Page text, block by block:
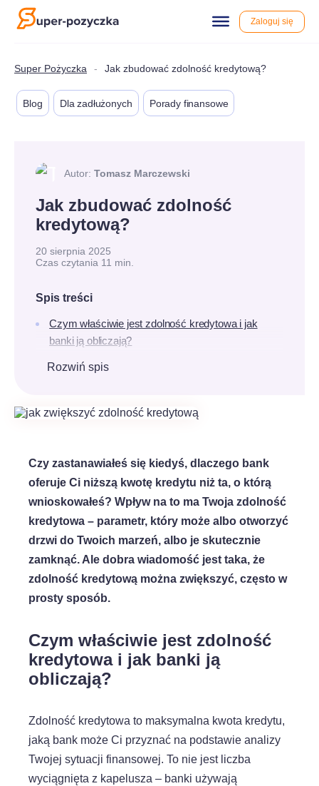
Przewiń
treści
Zaloguj się
Super Pożyczka - Jak zbudować zdolność kredytową?
Blog Dla zadłużonych Porady finansowe
Autor: Tomasz Marczewski
Jak zbudować zdolność
kredytową?
20 sierpnia 2025
Czas czytania 11 min.
Spis treści
Czym właściwie jest zdolność kredytowa i jak
banki ją obliczają?
Jaka zdolność kredytowa przy różnych
zdolności kredytowej
Co robić, gdy otrzymasz odmowę?
Najczęściej zadawane pytania
Rozwiń spis
Czy zastanawiałeś się kiedyś, dlaczego bank
oferuje Ci niższą kwotę kredytu niż ta, o którą
wnioskowałeś? Wpływ na to ma Twoja zdolność
kredytowa – parametr, który może albo otworzyć
drzwi do Twoich marzeń, albo je skutecznie
zamknąć. Ale dobra wiadomość jest taka, że
zdolność kredytową można zwiększyć, często w
prosty sposób.
Czym właściwie jest zdolność
kredytowa i jak banki ją
obliczają?
Zdolność kredytowa to maksymalna kwota kredytu,
jaką bank może Ci przyznać na podstawie analizy
Twojej sytuacji finansowej. To nie jest liczba
wyciągnięta z kapelusza – banki używają